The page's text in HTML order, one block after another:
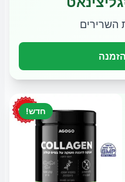
השרירים
חדש!